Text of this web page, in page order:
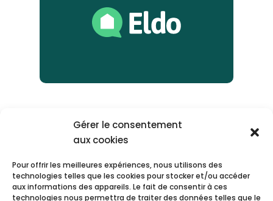
Gérer le consentement
aux cookies
Pour offrir les meilleures expériences, nous utilisons des
technologies telles que les cookies pour stocker et/ou accéder
aux informations des appareils. Le fait de consentir à ces
technologies nous permettra de traiter des données telles que le